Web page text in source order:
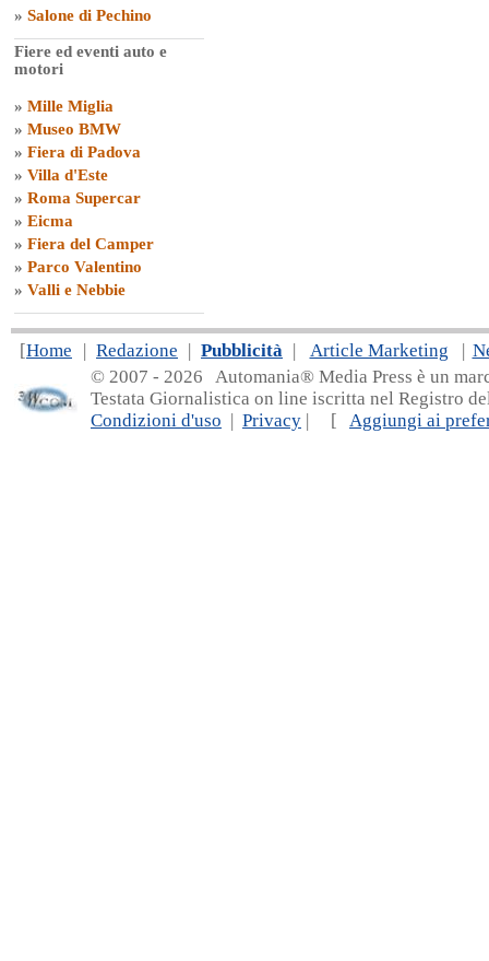
» Salone di Pechino
Fiere ed eventi auto e
motori
» Mille Miglia
» Museo BMW
» Fiera di Padova
» Villa d'Este
» Roma Supercar
» Eicma
» Fiera del Camper
» Parco Valentino
» Valli e Nebbie
[Home | Redazione | Pubblicità | Article Marketing |
© 2007 - 2026 Automania® Media Press è un
Testata Giornalistica on line iscritta nel Registro
Condizioni d'uso | Privacy | [ Aggiungi ai